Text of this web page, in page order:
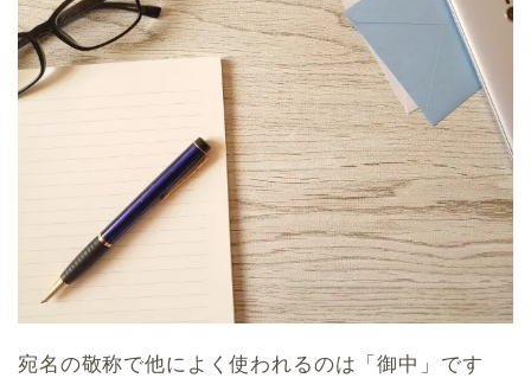
宛名の敬称で他によく使われるのは「御中」です